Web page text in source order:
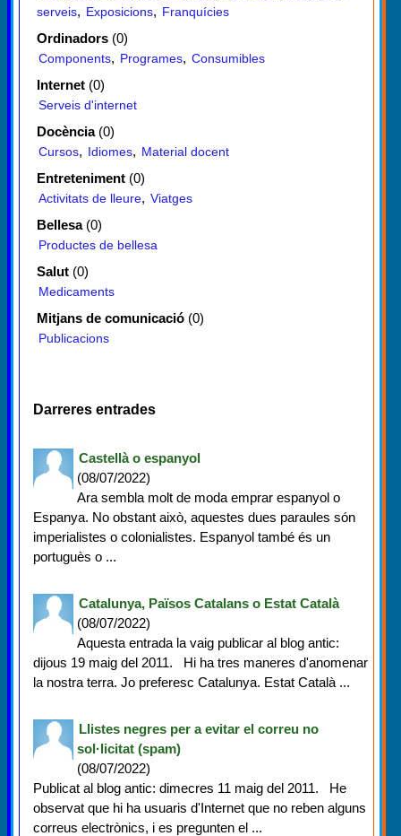
serveis, Exposicions, Franquícies
Ordinadors (0)
Components, Programes, Consumibles
Internet (0)
Serveis d'internet
Docència (0)
Cursos, Idiomes, Material docent
Entreteniment (0)
Activitats de lleure, Viatges
Bellesa (0)
Productes de bellesa
Salut (0)
Medicaments
Mitjans de comunicació (0)
Publicacions
Darreres entrades
Castellà o espanyol
(08/07/2022)
Ara sembla molt de moda emprar espanyol o
Espanya. No obstant això, aquestes dues paraules són
imperialistes o colonialistes. Espanyol també és un
portuguès o ...
Catalunya, Països Catalans o Estat Català
(08/07/2022)
Aquesta entrada la vaig publicar al blog antic:
dijous 19 maig del 2011. Hi ha tres maneres d'anomenar
la nostra terra. Jo preferesc Catalunya. Estat Català ...
Llistes negres per a evitar el correu no
sol·licitat (spam)
(08/07/2022)
Publicat al blog antic: dimecres 11 maig del 2011. He
observat que hi ha usuaris d'Internet que no reben alguns
correus electrònics, i es pregunten el ...